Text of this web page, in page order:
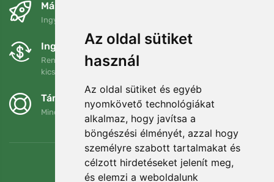
Az oldal sütiket
használ
Az oldal sütiket és egyéb
nyomkövető technológiákat
alkalmaz, hogy javítsa a
böngészési élményét, azzal hogy
személyre szabott tartalmakat és
célzott hirdetéseket jelenít meg,
és elemzi a weboldalunk
Másnapra és ingyenesen
Ingyenes szállítás a következő összeg felett: 80 EUR
Ingyenes csere és visszaküldés
Rendelését 90 napon belül bármikor visszaküldheti vagy
kicserélheti.
Támogatjuk a Trees.org-ot
Minden megrendelésért ültetünk egy fát! Bővebben